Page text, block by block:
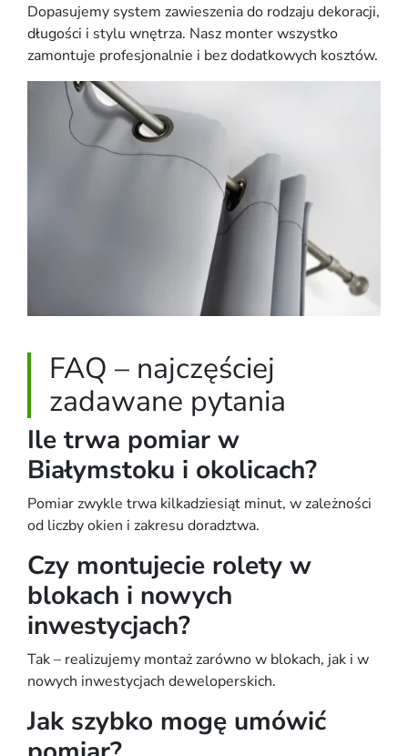
Dopasujemy system zawieszenia do rodzaju dekoracji,
długości i stylu wnętrza. Nasz monter wszystko
zamontuje profesjonalnie i bez dodatkowych kosztów.
FAQ – najczęściej
zadawane pytania
Ile trwa pomiar w
Białymstoku i okolicach?
Pomiar zwykle trwa kilkadziesiąt minut, w zależności
od liczby okien i zakresu doradztwa.
Czy montujecie rolety w
blokach i nowych
inwestycjach?
Tak – realizujemy montaż zarówno w blokach, jak i w
nowych inwestycjach deweloperskich.
Jak szybko mogę umówić